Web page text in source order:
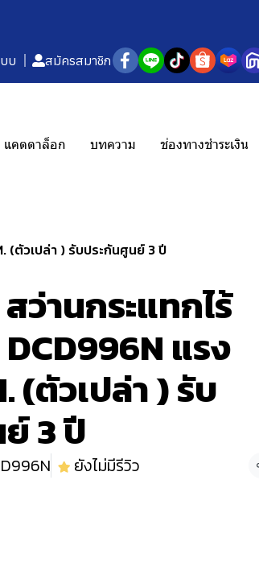
บบ สมัครสมาชิก
แคตตาล็อก บทความ ช่องทางชำระเงิน
(ตัวเปล่า ) รับประกันศูนย์ 3 ปี
ว่านกระแทกไร้
แรง
(ตัวเปล่า ) รับ
3 ปี
ยังไม่มีรีวิว